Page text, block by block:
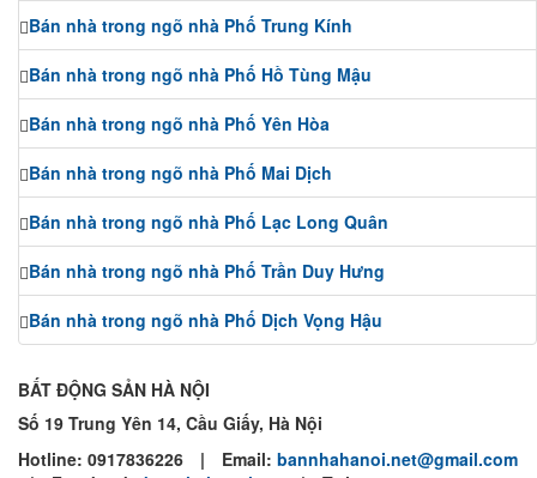
Bán nhà trong ngõ nhà Phố Trung Kính
Bán nhà trong ngõ nhà Phố Hồ Tùng Mậu
Bán nhà trong ngõ nhà Phố Yên Hòa
Bán nhà trong ngõ nhà Phố Mai Dịch
Bán nhà trong ngõ nhà Phố Lạc Long Quân
Bán nhà trong ngõ nhà Phố Trần Duy Hưng
Bán nhà trong ngõ nhà Phố Dịch Vọng Hậu
BẤT ĐỘNG SẢN HÀ NỘI
Số 19 Trung Yên 14, Cầu Giấy, Hà Nội
Hotline: 0917836226 | Email: bannhahanoi.net@gmail.com